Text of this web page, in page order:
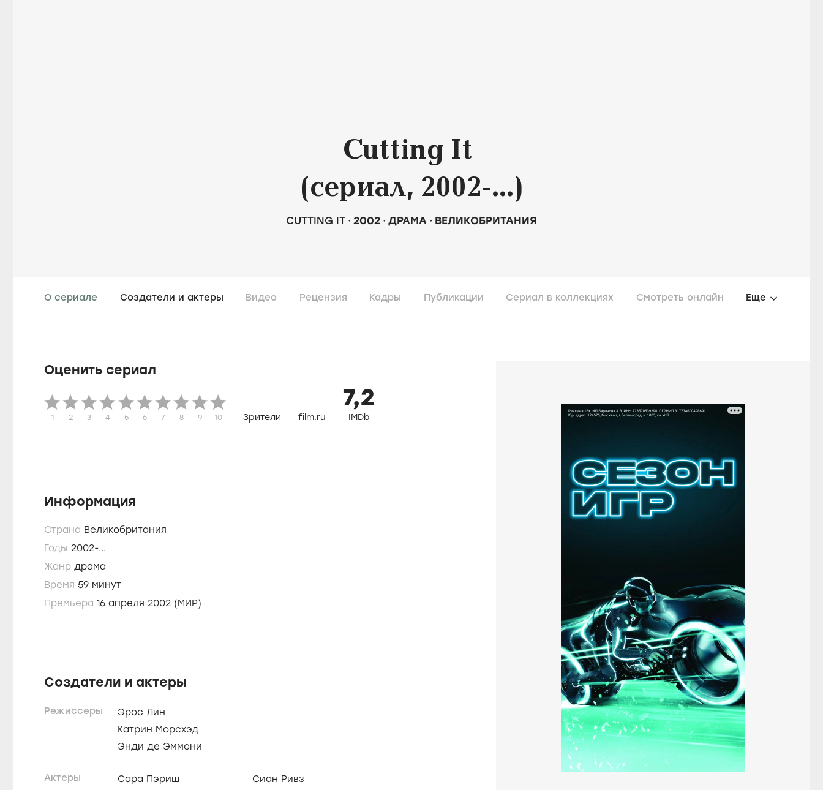
Cutting It
(сериал, 2002-...)
CUTTING IT 2002 ДРАМА ВЕЛИКОБРИТАНИЯ
О сериале Создатели и актеры Видео Рецензия Кадры Публикации Сериал в коллекциях Смотреть онлайн Еще
Оценить сериал
1 2 3 4 5 6 7 8 9 10
—
Зрители
—
film.ru
7,2
IMDb
Информация
Страна Великобритания
Годы 2002-...
Жанр драма
Время
59 минут
Премьера 16 апреля 2002 (МИР)
Создатели и актеры
Режиссеры
Эрос Лин
Катрин Морсхэд
Энди де Эммони
Актеры
Сара Пэриш
Сиан Ривз